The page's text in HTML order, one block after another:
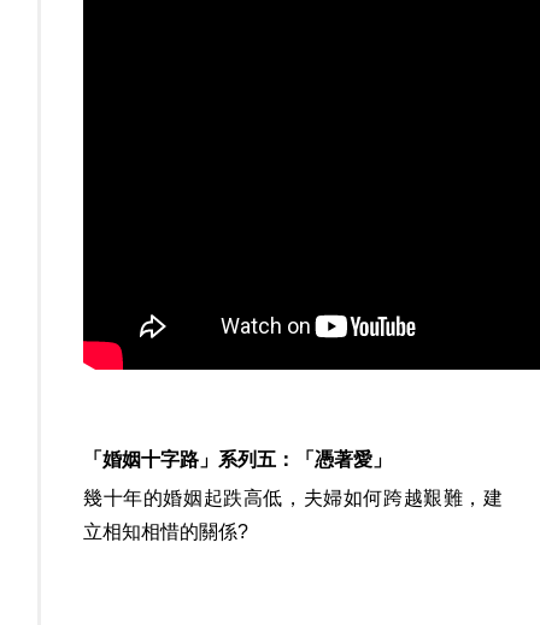
「婚姻十字路」系列五：「憑著愛」
幾十年的婚姻起跌高低，夫婦如何跨越艱難，建
立相知相惜的關係?